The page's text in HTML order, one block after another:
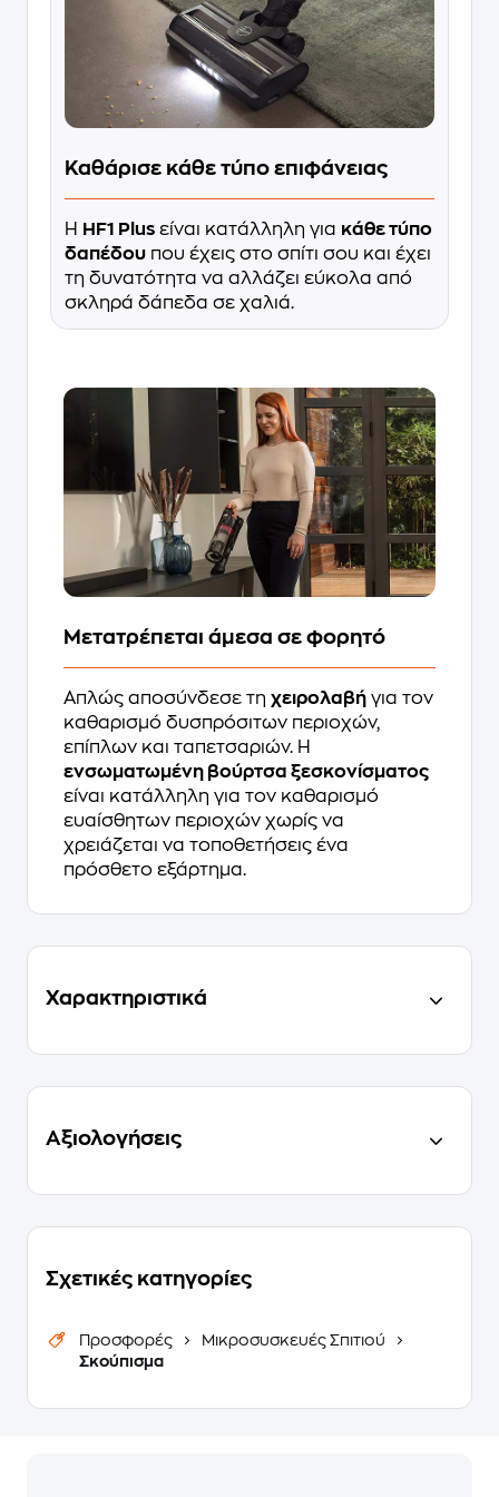
Καθάρισε κάθε τύπο επιφάνειας
Η HF1 Plus είναι κατάλληλη για κάθε τύπο
δαπέδου που έχεις στο σπίτι σου και έχει
τη δυνατότητα να αλλάζει εύκολα από
σκληρά δάπεδα σε χαλιά.
Μετατρέπεται άμεσα σε φορητό
Απλώς αποσύνδεσε τη χειρολαβή για τον
καθαρισμό δυσπρόσιτων περιοχών,
επίπλων και ταπετσαριών. Η
ενσωματωμένη βούρτσα ξεσκονίσματος
είναι κατάλληλη για τον καθαρισμό
ευαίσθητων περιοχών χωρίς να
χρειάζεται να τοποθετήσεις ένα
πρόσθετο εξάρτημα.
Χαρακτηριστικά
Αξιολογήσεις
Σχετικές κατηγορίες
Προσφορές
Μικροσυσκευές Σπιτιού
Σκούπισμα